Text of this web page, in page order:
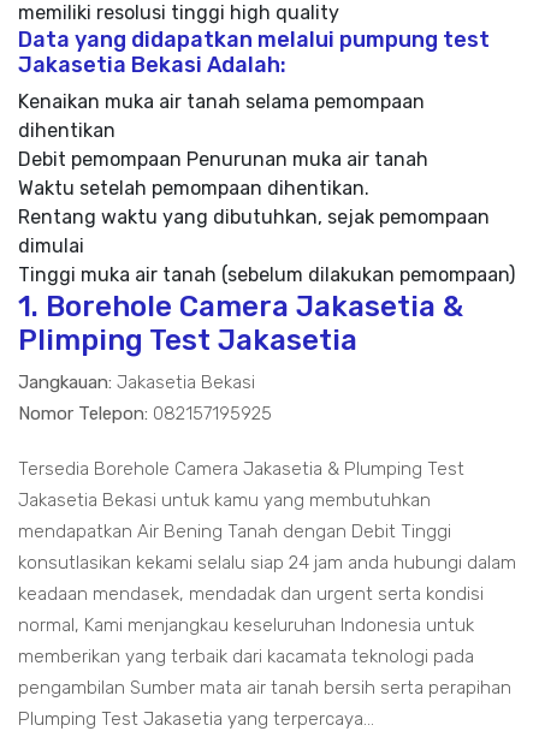
memiliki resolusi tinggi high quality
Data yang didapatkan melalui pumpung test
Jakasetia Bekasi Adalah:
Kenaikan muka air tanah selama pemompaan
dihentikan
Debit pemompaan Penurunan muka air tanah
Waktu setelah pemompaan dihentikan.
Rentang waktu yang dibutuhkan, sejak pemompaan
dimulai
Tinggi muka air tanah (sebelum dilakukan pemompaan)
1. Borehole Camera Jakasetia &
Plimping Test Jakasetia
Jangkauan: Jakasetia Bekasi
Nomor Telepon: 082157195925
Tersedia Borehole Camera Jakasetia & Plumping Test
Jakasetia Bekasi untuk kamu yang membutuhkan
mendapatkan Air Bening Tanah dengan Debit Tinggi
konsutlasikan kekami selalu siap 24 jam anda hubungi dalam
keadaan mendasek, mendadak dan urgent serta kondisi
normal, Kami menjangkau keseluruhan Indonesia untuk
memberikan yang terbaik dari kacamata teknologi pada
pengambilan Sumber mata air tanah bersih serta perapihan
Plumping Test Jakasetia yang terpercaya...